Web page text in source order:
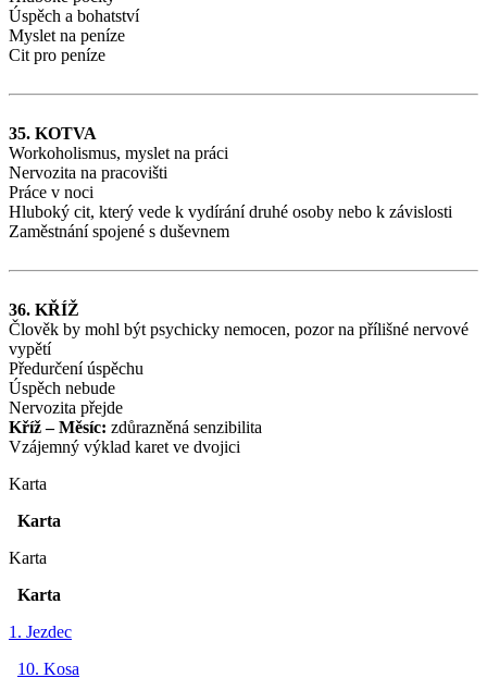
Úspěch a bohatství
Myslet na peníze
Cit pro peníze
35. KOTVA
Workoholismus, myslet na práci
Nervozita na pracovišti
Práce v noci
Hluboký cit, který vede k vydírání druhé osoby nebo k závislosti
Zaměstnání spojené s duševnem
36. KŘÍŽ
Člověk by mohl být psychicky nemocen, pozor na přílišné nervové
vypětí
Předurčení úspěchu
Úspěch nebude
Nervozita přejde
Kříž – Měsíc: zdůrazněná senzibilita
Vzájemný výklad karet ve dvojici
Karta
Karta
Karta
Karta
1. Jezdec
10. Kosa